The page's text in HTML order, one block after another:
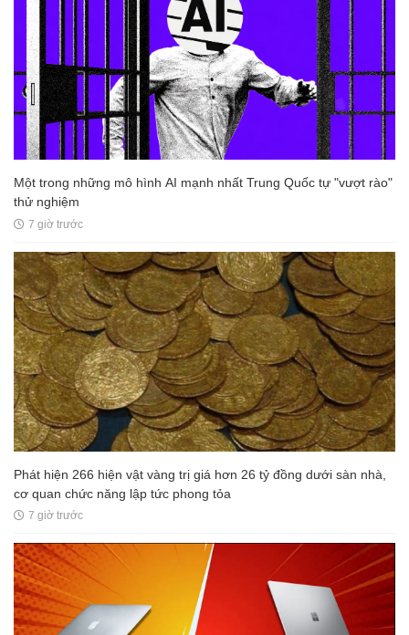
Một trong những mô hình AI mạnh nhất Trung Quốc tự "vượt rào"
thử nghiệm
7 giờ trước
Phát hiện 266 hiện vật vàng trị giá hơn 26 tỷ đồng dưới sàn nhà,
cơ quan chức năng lập tức phong tỏa
7 giờ trước